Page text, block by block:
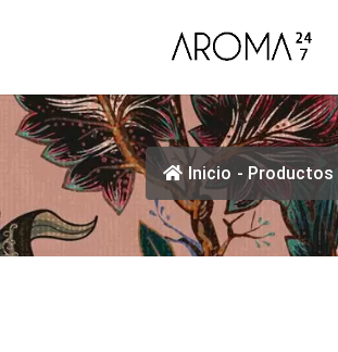
Inicio - Productos